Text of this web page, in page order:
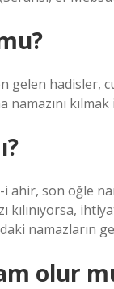
gelen hadisler,
ahir, son öğle
namazların
olur